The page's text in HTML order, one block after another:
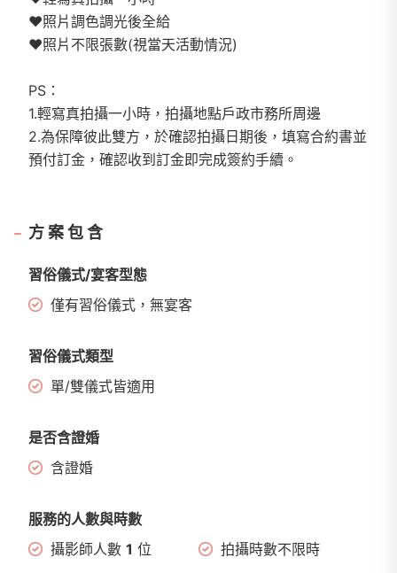
❤照片調色調光後全給
❤照片不限張數(視當天活動情況)
PS：
1.輕寫真拍攝一小時，拍攝地點戶政市務所周邊
2.為保障彼此雙方，於確認拍攝日期後，填寫合約書並
預付訂金，確認收到訂金即完成簽約手續。
方案包含
習俗儀式/宴客型態
僅有習俗儀式，無宴客
習俗儀式類型
單/雙儀式皆適用
是否含證婚
含證婚
服務的人數與時數
攝影師人數 1 位 拍攝時數不限時